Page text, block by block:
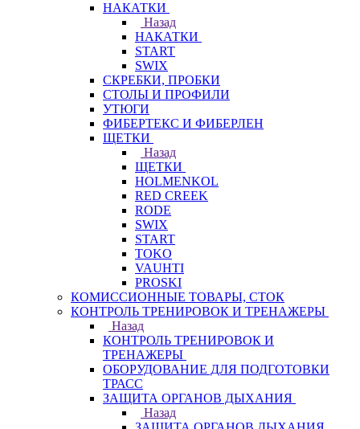
НАКАТКИ
Назад
НАКАТКИ
START
SWIX
СКРЕБКИ, ПРОБКИ
СТОЛЫ И ПРОФИЛИ
УТЮГИ
ФИБЕРТЕКС И ФИБЕРЛЕН
ЩЕТКИ
Назад
ЩЕТКИ
HOLMENKOL
RED CREEK
RODE
SWIX
START
TOKO
VAUHTI
PROSKI
КОМИССИОННЫЕ ТОВАРЫ, СТОК
КОНТРОЛЬ ТРЕНИРОВОК И ТРЕНАЖЕРЫ
Назад
КОНТРОЛЬ ТРЕНИРОВОК И
ТРЕНАЖЕРЫ
ОБОРУДОВАНИЕ ДЛЯ ПОДГОТОВКИ
ТРАСС
ЗАЩИТА ОРГАНОВ ДЫХАНИЯ
Назад